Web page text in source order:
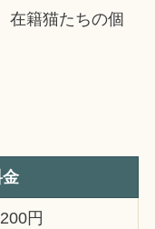
在籍猫たちの個
円